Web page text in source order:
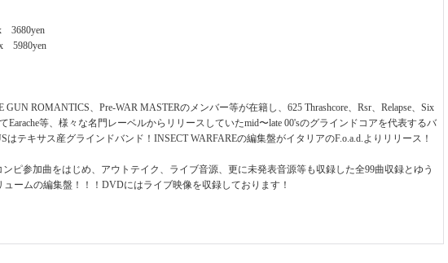
3680yen
5980yen
GUN ROMANTICS、Pre-WAR MASTERのメンバー等が在籍し、625 Thrashcore、Rsr、Relapse、Six
Earache等、様々な名門レーベルからリリースしていたmid〜late 00'sのグラインドコアを代表するバ
はテキサス産グラインドバンド！INSECT WARFAREの編集盤がイタリアのF.o.a.d.よりリリース！
ンピ参加曲をはじめ、アウトテイク、ライブ音源、更に未発表音源等も収録した全99曲収録とゆう
ュームの編集盤！！！DVDにはライブ映像を収録しております！